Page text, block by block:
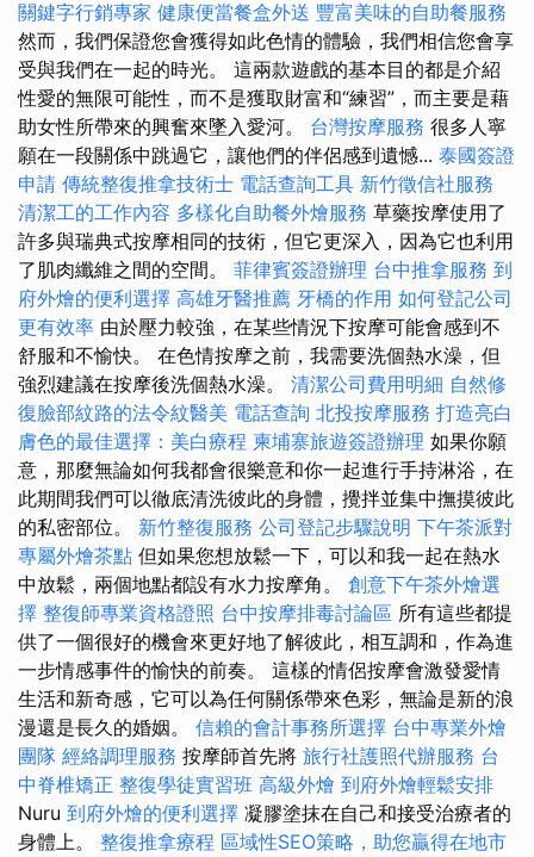
關鍵字行銷專家 健康便當餐盒外送 豐富美味的自助餐服務
然而，我們保證您會獲得如此色情的體驗，我們相信您會享
受與我們在一起的時光。 這兩款遊戲的基本目的都是介紹
性愛的無限可能性，而不是獲取財富和“練習”，而主要是藉
助女性所帶來的興奮來墜入愛河。 台灣按摩服務 很多人寧
願在一段關係中跳過它，讓他們的伴侶感到遺憾... 泰國簽證
申請 傳統整復推拿技術士 電話查詢工具 新竹徵信社服務
清潔工的工作內容 多樣化自助餐外燴服務 草藥按摩使用了
許多與瑞典式按摩相同的技術，但它更深入，因為它也利用
了肌肉纖維之間的空間。 菲律賓簽證辦理 台中推拿服務 到
府外燴的便利選擇 高雄牙醫推薦 牙橋的作用 如何登記公司
更有效率 由於壓力較強，在某些情況下按摩可能會感到不
舒服和不愉快。 在色情按摩之前，我需要洗個熱水澡，但
強烈建議在按摩後洗個熱水澡。 清潔公司費用明細 自然修
復臉部紋路的法令紋醫美 電話查詢 北投按摩服務 打造亮白
膚色的最佳選擇：美白療程 柬埔寨旅遊簽證辦理 如果你願
意，那麼無論如何我都會很樂意和你一起進行手持淋浴，在
此期間我們可以徹底清洗彼此的身體，攪拌並集中撫摸彼此
的私密部位。 新竹整復服務 公司登記步驟說明 下午茶派對
專屬外燴茶點 但如果您想放鬆一下，可以和我一起在熱水
中放鬆，兩個地點都設有水力按摩角。 創意下午茶外燴選
擇 整復師專業資格證照 台中按摩排毒討論區 所有這些都提
供了一個很好的機會來更好地了解彼此，相互調和，作為進
一步情感事件的愉快的前奏。 這樣的情侶按摩會激發愛情
生活和新奇感，它可以為任何關係帶來色彩，無論是新的浪
漫還是長久的婚姻。 信賴的會計事務所選擇 台中專業外燴
團隊 經絡調理服務 按摩師首先將 旅行社護照代辦服務 台
中脊椎矯正 整復學徒實習班 高級外燴 到府外燴輕鬆安排
Nuru 到府外燴的便利選擇 凝膠塗抹在自己和接受治療者的
身體上。 整復推拿療程 區域性SEO策略，助您贏得在地市